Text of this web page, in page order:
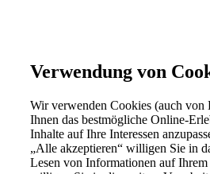
Verwendung von
Wir verwenden Cookies (auch von
Ihnen das bestmögliche Online-
Inhalte auf Ihre Interessen
„Alle akzeptieren“ willigen Sie in
Lesen von Informationen auf